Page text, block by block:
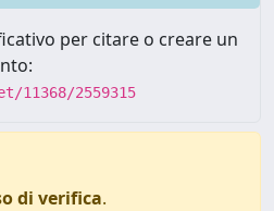
per citare o creare un
2559315
di verifica.